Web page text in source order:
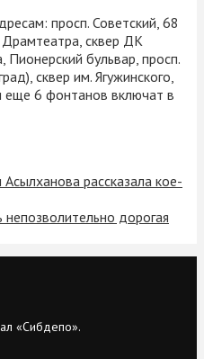
просп. Советский, 68
сквер ДК
Пионерский бульвар, просп.
сквер им. Ягужинского,
6 фонтанов включат в
рассказала кое-
дорогая
«Сибдепо».